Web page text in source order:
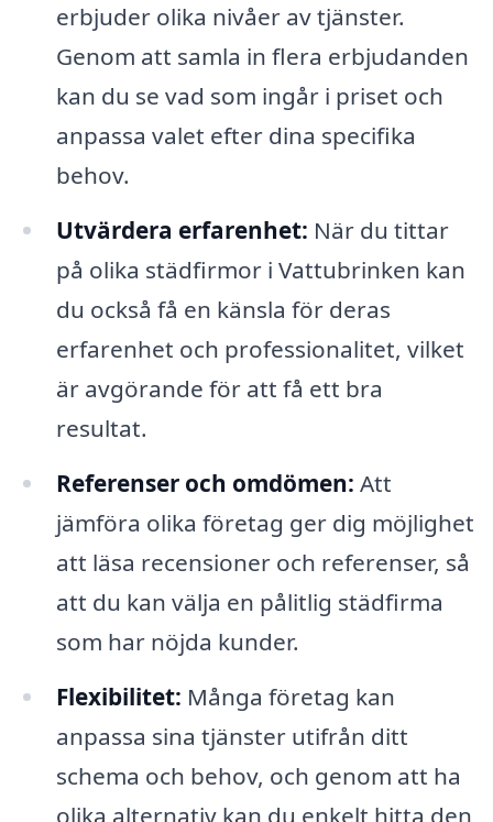
erbjuder olika nivåer av tjänster.
Genom att samla in flera erbjudanden
kan du se vad som ingår i priset och
anpassa valet efter dina specifika
behov.
Utvärdera erfarenhet: När du tittar
på olika städfirmor i Vattubrinken kan
du också få en känsla för deras
erfarenhet och professionalitet, vilket
är avgörande för att få ett bra
resultat.
Referenser och omdömen: Att
jämföra olika företag ger dig möjlighet
att läsa recensioner och referenser, så
att du kan välja en pålitlig städfirma
som har nöjda kunder.
Flexibilitet: Många företag kan
anpassa sina tjänster utifrån ditt
schema och behov, och genom att ha
olika alternativ kan du enkelt hitta den